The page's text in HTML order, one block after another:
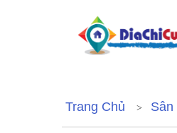
Trang Chủ